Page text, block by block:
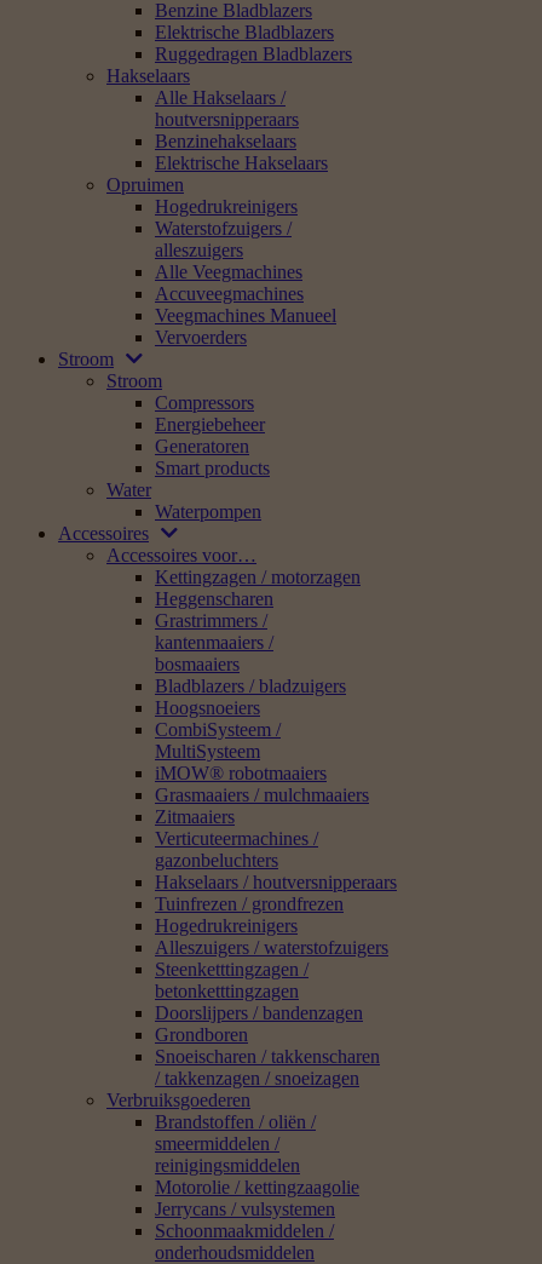
Benzine Bladblazers
Elektrische Bladblazers
Ruggedragen Bladblazers
Hakselaars
Alle Hakselaars /
houtversnipperaars
Benzinehakselaars
Elektrische Hakselaars
Opruimen
Hogedrukreinigers
Waterstofzuigers /
alleszuigers
Alle Veegmachines
Accuveegmachines
Veegmachines Manueel
Vervoerders
Stroom
Stroom
Compressors
Energiebeheer
Generatoren
Smart products
Water
Waterpompen
Accessoires
Accessoires voor…
Kettingzagen / motorzagen
Heggenscharen
Grastrimmers /
kantenmaaiers /
bosmaaiers
Bladblazers / bladzuigers
Hoogsnoeiers
CombiSysteem /
MultiSysteem
iMOW® robotmaaiers
Grasmaaiers / mulchmaaiers
Zitmaaiers
Verticuteermachines /
gazonbeluchters
Hakselaars / houtversnipperaars
Tuinfrezen / grondfrezen
Hogedrukreinigers
Alleszuigers / waterstofzuigers
Steenketttingzagen /
betonketttingzagen
Doorslijpers / bandenzagen
Grondboren
Snoeischaren / takkenscharen
/ takkenzagen / snoeizagen
Verbruiksgoederen
Brandstoffen / oliën /
smeermiddelen /
reinigingsmiddelen
Motorolie / kettingzaagolie
Jerrycans / vulsystemen
Schoonmaakmiddelen /
onderhoudsmiddelen